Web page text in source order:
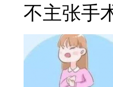
不主张手